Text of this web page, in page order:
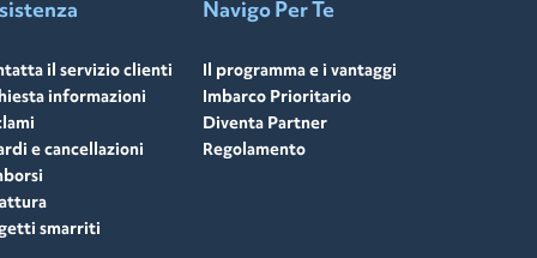
il servizio clienti
informazioni
e cancellazioni
smarriti
Navigo Per Te
Il programma e i vantaggi
Imbarco Prioritario
Diventa Partner
Regolamento